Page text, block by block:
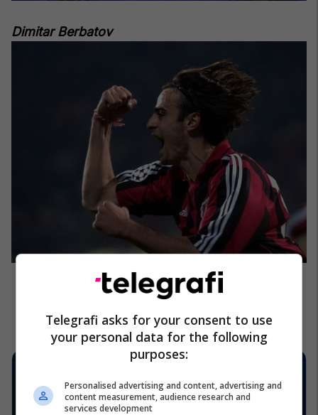
Dimitar Berbatov
Telegrafi asks for your consent to use
your personal data for the following
purposes:
Personalised advertising and content, advertising and
content measurement, audience research and
services development